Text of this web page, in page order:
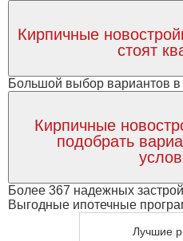
Кирпичные
стоят
Большой выбор вариантов в
Кирпичные
подобрать
Более 367 надежных
Выгодные ипотечные
Лучшие